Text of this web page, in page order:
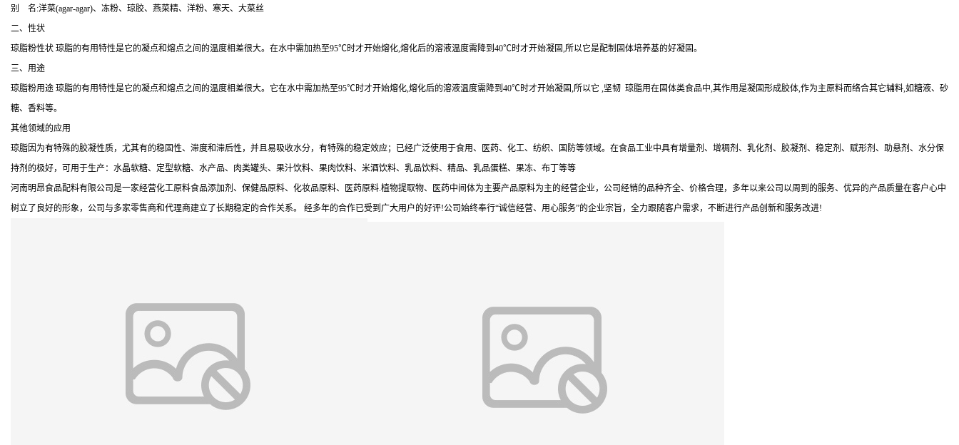
别 名:洋菜(agar-agar)、冻粉、琼胶、燕菜精、洋粉、寒天、大菜丝
二、性状
琼脂粉性状 琼脂的有用特性是它的凝点和熔点之间的温度相差很大。在水中需加热至95℃时才开始熔化,熔化后的溶液温度需降到40℃时才开始凝固,所以它是配制固体培养基的好凝固。
三、用途
琼脂粉用途 琼脂的有用特性是它的凝点和熔点之间的温度相差很大。它在水中需加热至95℃时才开始熔化,熔化后的溶液温度需降到40℃时才开始凝固,所以它 ,坚韧 琼脂用在固体类食品中,其作用是凝固形成胶体,作为主原料而络合其它辅料,如糖液、砂
糖、香料等。
其他领域的应用
琼脂因为有特殊的胶凝性质，尤其有的稳固性、滞度和滞后性，并且易吸收水分，有特殊的稳定效应；已经广泛使用于食用、医药、化工、纺织、国防等领域。在食品工业中具有增量剂、增稠剂、乳化剂、胶凝剂、稳定剂、赋形剂、助悬剂、水分保
持剂的极好，可用于生产：水晶软糖、定型软糖、水产品、肉类罐头、果汁饮料、果肉饮料、米酒饮料、乳品饮料、精品、乳品蛋糕、果冻、布丁等等
河南明昂食品配料有限公司是一家经营化工原料食品添加剂、保健品原料、化妆品原料、医药原料.植物提取物、医药中间体为主要产品原料为主的经营企业，公司经销的品种齐全、价格合理，多年以来公司以周到的服务、优异的产品质量在客户心中
树立了良好的形象，公司与多家零售商和代理商建立了长期稳定的合作关系。 经多年的合作已受到广大用户的好评!公司始终奉行“诚信经营、用心服务”的企业宗旨，全力跟随客户需求，不断进行产品创新和服务改进!